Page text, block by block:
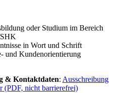
oder Studium im Bereich
in Wort und Schrift
und Kundenorientierung
& Kontaktdaten: Ausschreibung
(PDF, nicht barrierefrei)